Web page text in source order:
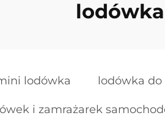
lodówka lodówka
i zamrażarek